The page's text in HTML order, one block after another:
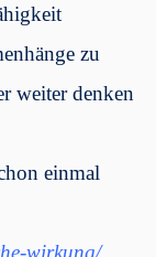
zu
weiter denken
einmal
wirkung/